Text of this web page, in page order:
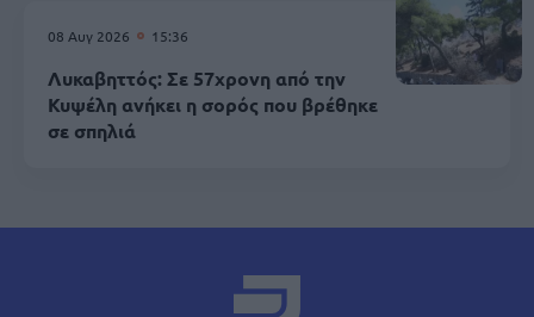
08 Αυγ 2026 15:36
Λυκαβηττός: Σε 57χρονη από την
Κυψέλη ανήκει η σορός που βρέθηκε
σε σπηλιά